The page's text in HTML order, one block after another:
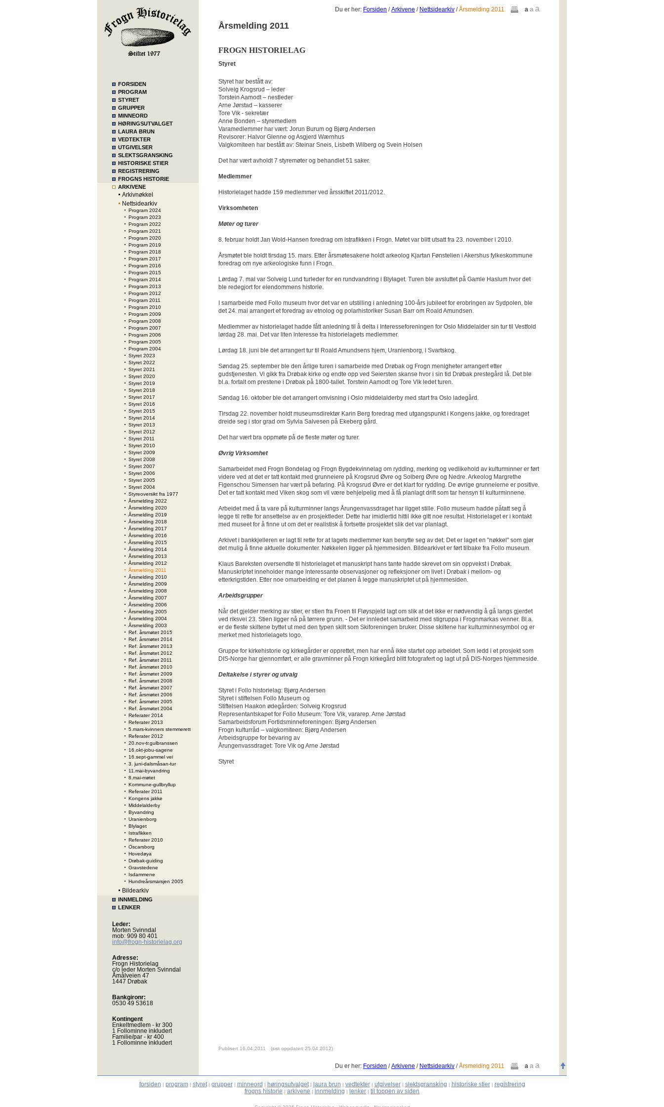
FORSIDEN
PROGRAM
STYRET
GRUPPER
MINNEORD
HØRINGSUTVALGET
LAURA BRUN
VEDTEKTER
UTGIVELSER
SLEKTSGRANSKING
HISTORISKE STIER
REGISTRERING
FROGNS HISTORIE
ARKIVENE
Arkivnøkkel
Nettsidearkiv
Program 2024
Program 2023
Program 2022
Program 2021
Program 2020
Program 2019
Program 2018
Program 2017
Program 2016
Program 2015
Program 2014
Program 2013
Program 2012
Program 2011
Program 2010
Program 2009
Program 2008
Program 2007
Program 2006
Program 2005
Program 2004
Styret 2023
Styret 2022
Styret 2021
Styret 2020
Styret 2019
Styret 2018
Styret 2017
Styret 2016
Styret 2015
Styret 2014
Styret 2013
Styret 2012
Styret 2011
Styret 2010
Styret 2009
Styret 2008
Styret 2007
Styret 2006
Styret 2005
Styret 2004
Styreoversikt fra 1977
Årsmelding 2022
Årsmelding 2020
Årsmelding 2019
Årsmelding 2018
Årsmelding 2017
Årsmelding 2016
Årsmelding 2015
Årsmelding 2014
Årsmelding 2013
Årsmelding 2012
Årsmelding 2011
Årsmelding 2010
Årsmelding 2009
Årsmelding 2008
Årsmelding 2007
Årsmelding 2006
Årsmelding 2005
Årsmelding 2004
Årsmelding 2003
Ref. årsmøtet 2015
Ref. årsmøtet 2014
Ref. årsmøtet 2013
Ref. årsmøtet 2012
Ref. årsmøtet 2011
Ref. årsmøtet 2010
Ref. årsmøtet 2009
Ref. årsmøtet 2008
Ref. årsmøtet 2007
Ref. årsmøtet 2006
Ref. årsmøtet 2005
Ref. årsmøtet 2004
Referater 2014
Referater 2013
5.mars-kvinners stemmerett
Referater 2012
20.nov-tr.gulbranssen
16.okt-jobu-sagene
16.sept-gammel vei
3. juni-dalsmåsan-tur
11.mai-byvandring
8.mai-møtet
Kommune-gullbryllup
Referater 2011
Kongens jakke
Middelalderby
Byvandring
Uranienborg
Blylaget
Istrafikken
Referater 2010
Oscarsborg
Hovedøya
Drøbak-guiding
Gravstedene
Isdammene
Hundreårsmarsjen 2005
Bildearkiv
INNMELDING
LENKER
Leder:
Morten Svinndal
mob: 909 80 401
info@frogn-historielag.org
Adresse:
Frogn Historielag
c/o leder Morten Svinndal
Åmålveien 47
1447 Drøbak
Bankgironr:
0530 49 53618
Kontingent
Enkeltmedlem - kr 300
1 Follominne inkludert
Familie/par - kr 400
1 Follominne inkludert
Du er her: Forsiden /Arkivene / Nettsidearkiv /Årsmelding 2011 a a a
Årsmelding 2011
FROGN HISTORIELAG
Styret
Styret har bestått av:
Solveig Krogsrud – leder
Torstein Aamodt – nestleder
Arne Jørstad – kasserer
Tore Vik - sekretær
Anne Bonden – styremedlem
Varamedlemmer har vært: Jorun Burum og Bjørg Andersen
Revisorer: Halvor Glenne og Asgjerd Wærnhus
Valgkomiteen har bestått av: Steinar Sneis, Lisbeth Wilberg og Svein Holsen
Det har vært avholdt 7 styremøter og behandlet 51 saker.
Medlemmer
Historielaget hadde 159 medlemmer ved årsskiftet 2011/2012.
Virksomheten
Møter og turer
8. februar holdt Jan Wold-Hansen foredrag om istrafikken i Frogn. Møtet var blitt utsatt fra 23. november i 2010.
Årsmøtet ble holdt tirsdag 15. mars. Etter årsmøtesakene holdt arkeolog Kjartan Fønstelien i Akershus fylkeskommune
foredrag om nye arkeologiske funn i Frogn.
Lørdag 7. mai var Solveig Lund turleder for en rundvandring i Blylaget. Turen ble avsluttet på Gamle Haslum hvor det
ble redegjort for eiendommens historie.
I samarbeide med Follo museum hvor det var en utstilling i anledning 100-års jubileet for erobringen av Sydpolen, ble
det 24. mai arrangert et foredrag av etnolog og polarhistoriker Susan Barr om Roald Amundsen.
Medlemmer av historielaget hadde fått anledning til å delta i Interesseforeningen for Oslo Middelalder sin tur til Vestfold
lørdag 28. mai. Det var liten interesse fra historielagets medlemmer.
Lørdag 18. juni ble det arrangert tur til Roald Amundsens hjem, Uranienborg, i Svartskog.
Søndag 25. september ble den årlige turen i samarbeide med Drøbak og Frogn menigheter arrangert etter
gudstjenesten. Vi gikk fra Drøbak kirke og endte opp ved Seiersten skanse hvor i sin tid Drøbak prestegård lå. Det ble
bl.a. fortalt om prestene i Drøbak på 1800-tallet. Torstein Aamodt og Tore Vik ledet turen.
Søndag 16. oktober ble det arrangert omvisning i Oslo middelalderby med start fra Oslo ladegård.
Tirsdag 22. november holdt museumsdirektør Karin Berg foredrag med utgangspunkt i Kongens jakke, og foredraget
dreide seg i stor grad om Sylvia Salvesen på Ekeberg gård.
Det har vært bra oppmøte på de fleste møter og turer.
Øvrig Virksomhet
Samarbeidet med Frogn Bondelag og Frogn Bygdekvinnelag om rydding, merking og vedlikehold av kulturminner er ført
videre ved at det er tatt kontakt med grunneiere på Krogsrud Øvre og Solberg Øvre og Nedre. Arkeolog Margrethe
Figenschou Simensen har vært på befaring. På Krogsrud Øvre er det klart for rydding. De øvrige grunneierne er positive.
Det er tatt kontakt med Viken skog som vil være behjelpelig med å få planlagt drift som tar hensyn til kulturminnene.
Arbeidet med å ta vare på kulturminner langs Årungenvassdraget har ligget stille. Follo museum hadde påtatt seg å
legge til rette for ansettelse av en prosjektleder. Dette har imidlertid hittil ikke gitt noe resultat. Historielaget er i kontakt
med museet for å finne ut om det er realistisk å fortsette prosjektet slik det var planlagt.
Arkivet i bankkjelleren er lagt til rette for at lagets medlemmer kan benytte seg av det. Det er laget en ”nøkkel” som gjør
det mulig å finne aktuelle dokumenter. Nøkkelen ligger på hjemmesiden. Bildearkivet er ført tilbake fra Follo museum.
Klaus Bareksten oversendte til historielaget et manuskript hans tante hadde skrevet om sin oppvekst i Drøbak.
Manuskriptet inneholder mange interessante observasjoner og refleksjoner om livet i Drøbak i mellom- og
etterkrigstiden. Etter noe omarbeiding er det planen å legge manuskriptet ut på hjemmesiden.
Arbeidsgrupper
Når det gjelder merking av stier, er stien fra Froen til Fløyspjeld lagt om slik at det ikke er nødvendig å gå langs gjerdet
ved riksvei 23. Stien ligger nå på tørrere grunn. - Det er innledet samarbeid med stigruppa i Frognmarkas venner. Bl.a.
er de fleste skiltene byttet ut med den typen skilt som Skiforeningen bruker. Disse skiltene har kulturminnesymbol og er
merket med historielagets logo.
Gruppe for kirkehistorie og kirkegårder er opprettet, men har ennå ikke startet opp arbeidet. Som ledd i et prosjekt som
DIS-Norge har gjennomført, er alle gravminner på Frogn kirkegård blitt fotografert og lagt ut på DIS-Norges hjemmeside.
Deltakelse i styrer og utvalg
Styret i Follo historielag: Bjørg Andersen
Styret i stiftelsen Follo Museum og
Stiftelsen Haakon ødegården: Solveig Krogsrud
Representantskapet for Follo Museum: Tore Vik, vararep. Arne Jørstad
Samarbeidsforum Fortidsminneforeningen: Bjørg Andersen
Frogn kulturråd – valgkomiteen: Bjørg Andersen
Arbeidsgruppe for bevaring av
Årungenvassdraget: Tore Vik og Arne Jørstad
Styret
Publisert 16.04.2011 (sist oppdatert 25.04.2012)
Du er her: Forsiden /Arkivene / Nettsidearkiv /Årsmelding 2011 a a a
forsiden | program| styret| grupper| minneord | høringsutvalget| laura brun | vedtekter| utgivelser| slektsgransking | historiske stier| registrering
frogns historie | arkivene | innmelding | lenker | til toppen av siden